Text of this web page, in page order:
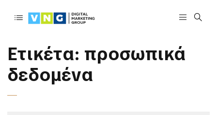
Ετικέτα: προσωπικά
δεδομένα